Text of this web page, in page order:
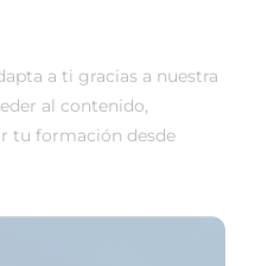
a ti gracias a nuestra
al contenido,
tu formación desde